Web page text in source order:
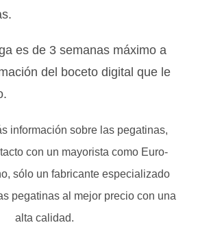
es de 3 semanas máximo a
del boceto digital que le
información sobre las pegatinas,
con un mayorista como Euro-
sólo un fabricante especializado
pegatinas al mejor precio con una
alta calidad.